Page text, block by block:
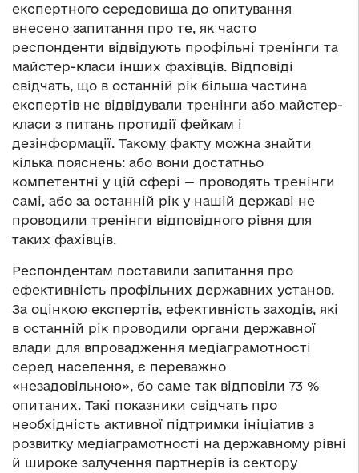
експертного середовища до опитування
внесено запитання про те, як часто
респонденти відвідують профільні тренінги та
майстер-класи інших фахівців. Відповіді
свідчать, що в останній рік більша частина
експертів не відвідували тренінги або майстер-
класи з питань протидії фейкам і
дезінформації. Такому факту можна знайти
кілька пояснень: або вони достатньо
компетентні у цій сфері — проводять тренінги
самі, або за останній рік у нашій державі не
проводили тренінги відповідного рівня для
таких фахівців.
Респондентам поставили запитання про
ефективність профільних державних установ.
За оцінкою експертів, ефективність заходів, які
в останній рік проводили органи державної
влади для впровадження медіаграмотності
серед населення, є переважно
«незадовільною», бо саме так відповіли 73 %
опитаних. Такі показники свідчать про
необхідність активної підтримки ініціатив з
розвитку медіаграмотності на державному рівні
й широке залучення партнерів із сектору